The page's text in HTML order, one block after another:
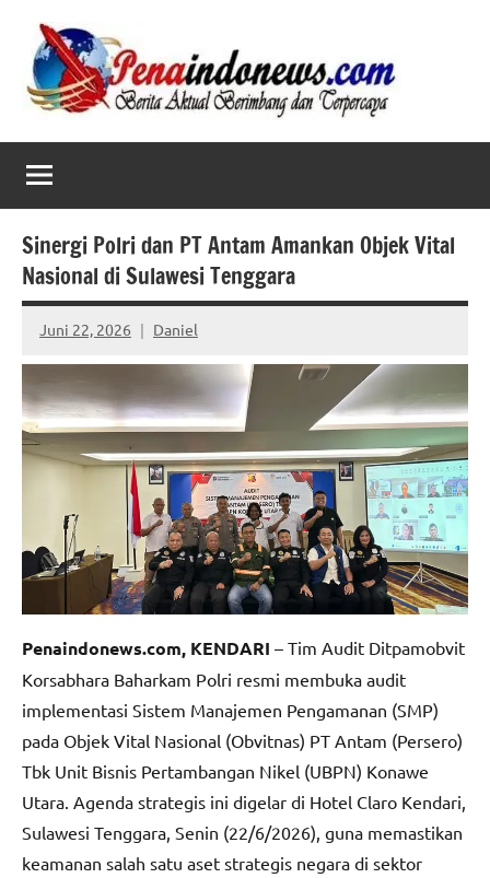
content
Sinergi Polri dan PT Antam Amankan Objek Vital
Nasional di Sulawesi Tenggara
Juni 22, 2026 Daniel
No
comments
Penaindonews.com, KENDARI – Tim Audit Ditpamobvit
Korsabhara Baharkam Polri resmi membuka audit
implementasi Sistem Manajemen Pengamanan (SMP)
pada Objek Vital Nasional (Obvitnas) PT Antam (Persero)
Tbk Unit Bisnis Pertambangan Nikel (UBPN) Konawe
Utara. Agenda strategis ini digelar di Hotel Claro Kendari,
Sulawesi Tenggara, Senin (22/6/2026), guna memastikan
keamanan salah satu aset strategis negara di sektor